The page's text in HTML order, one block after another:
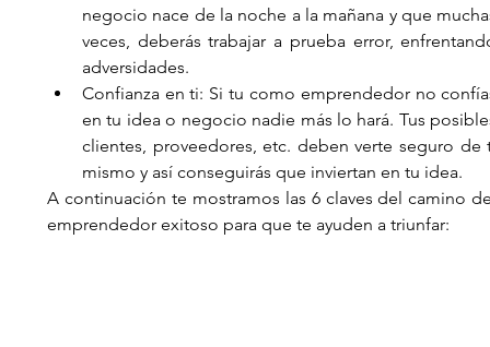
negocio nace de la noche a la mañana y que
veces, deberás trabajar a prueba error,
adversidades.
Confianza en ti: Si tu como emprendedor no
en tu idea o negocio nadie más lo hará. Tus
clientes, proveedores, etc. deben verte seguro de
mismo y así conseguirás que inviertan en tu idea.
A continuación te mostramos las 6 claves del camino
emprendedor exitoso para que te ayuden a triunfar: